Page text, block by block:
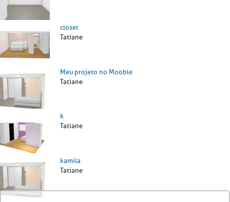
closet
Tatiane
Meu projeto no Mooble
Tatiane
k
Tatiane
kamila
Tatiane